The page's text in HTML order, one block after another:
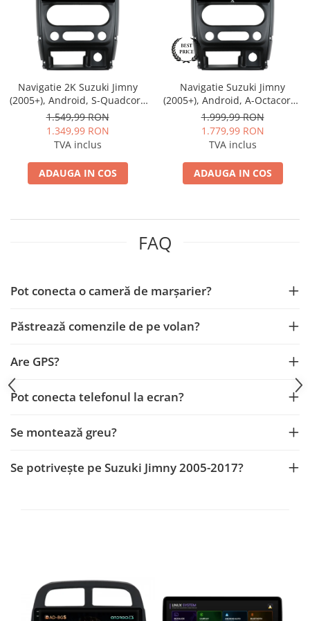
Nissan
Mitsubishi
Land Rover
Isuzu
Subaru
Jeep
Porsche
Navigații auto universale
Navigatie 2K Suzuki Jimny
(2005+), Android, S-Quadcore
/ 4GB RAM + 64GB ROM, 9.5
Inch - AD-BGS90042K+AD-
BGRKIT315
1.549,99 RON
1.349,99 RON
TVA inclus
ADAUGA IN COS
Navigatie Suzuki Jimny
(2005+), Android, A-Octacore /
4GB RAM + 64GB ROM, 9 Inch
- AD-BGA9004+AD-BGRKIT315
1.999,99 RON
1.779,99 RON
TVA inclus
ADAUGA IN COS
FAQ
Pot conecta o cameră de marșarier?
Păstrează comenzile de pe volan?
Are GPS?
Pot conecta telefonul la ecran?
Se montează greu?
Se potrivește pe Suzuki Jimny 2005-2017?